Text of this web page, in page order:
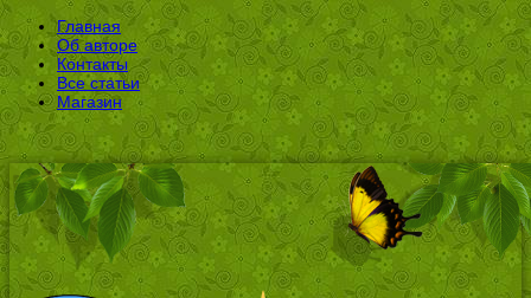
Главная
Об авторе
Контакты
Все статьи
Магазин